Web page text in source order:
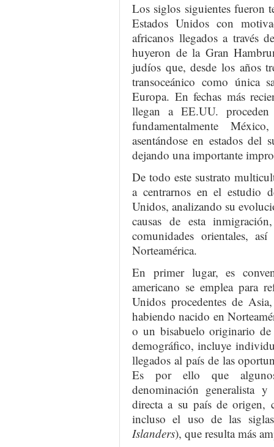
Los siglos siguientes fueron
Estados Unidos con
africanos llegados a través
huyeron de la Gran
judíos que, desde los años
transoceánico como única
Europa. En fechas más
llegan a EE.UU.
fundamentalmente
asentándose en estados
dejando una importante
De todo este sustrato
a centrarnos en el estudio
Unidos, analizando su
causas de esta
comunidades orientales,
Norteamérica.
En primer lugar, es
americano se emplea para
Unidos procedentes de
habiendo nacido en
o un bisabuelo originario
demográfico, incluye
llegados al país de las
Es por ello que algunos
denominación generalista
directa a su país de
incluso el uso de las
Islanders), que resulta más